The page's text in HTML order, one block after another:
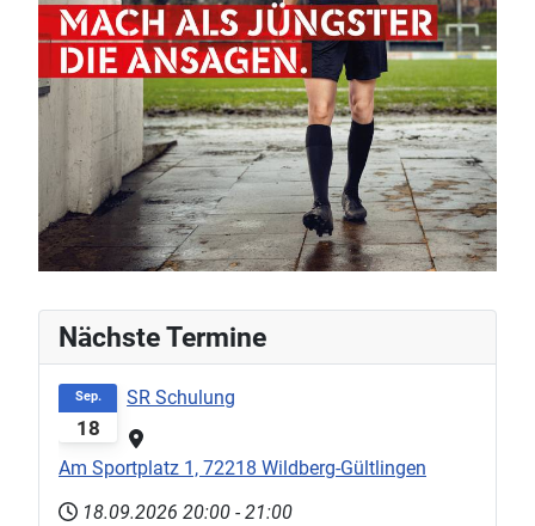
Nächste Termine
18
Sep. SR Schulung
Am Sportplatz 1, 72218 Wildberg-Gültlingen
18.09.2026 20:00 - 21:00